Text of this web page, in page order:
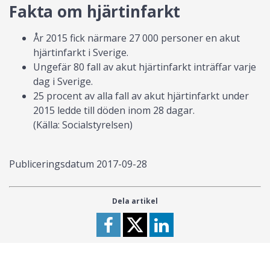
Fakta om hjärtinfarkt
År 2015 fick närmare 27 000 personer en akut
hjärtinfarkt i Sverige.
Ungefär 80 fall av akut hjärtinfarkt inträffar varje
dag i Sverige.
25 procent av alla fall av akut hjärtinfarkt under
2015 ledde till döden inom 28 dagar.
(Källa: Socialstyrelsen)
Publiceringsdatum 2017-09-28
Dela artikel